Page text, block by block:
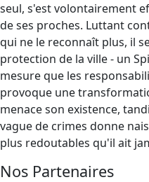
seul, s'est volontairement
de ses proches. Luttant
qui ne le reconnaît plus, il
protection de la ville - un
mesure que les
provoque une
menace son existence,
vague de crimes donne
plus redoutables qu'il ait
Nos Partenaires